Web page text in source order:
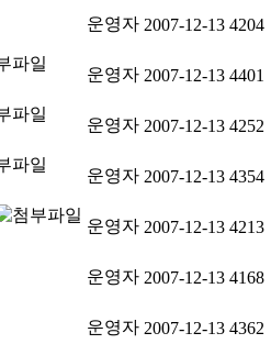
운영자 2007-12-13 4204
운영자 2007-12-13 4401
운영자 2007-12-13 4252
운영자 2007-12-13 4354
운영자 2007-12-13 4213
운영자 2007-12-13 4168
운영자 2007-12-13 4362